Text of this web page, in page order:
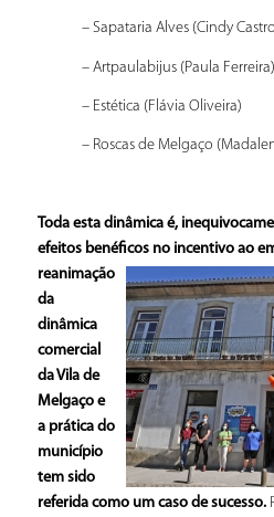
– Sapataria Alves (Cindy
– Artpaulabijus (Paula Ferreira)
– Estética (Flávia Oliveira)
– Roscas de Melgaço
Toda esta dinâmica é,
efeitos benéficos no incentivo ao
reanimação
da
dinâmica
comercial
da Vila de
Melgaço e
a prática do
município
tem sido
referida como um caso de sucesso.